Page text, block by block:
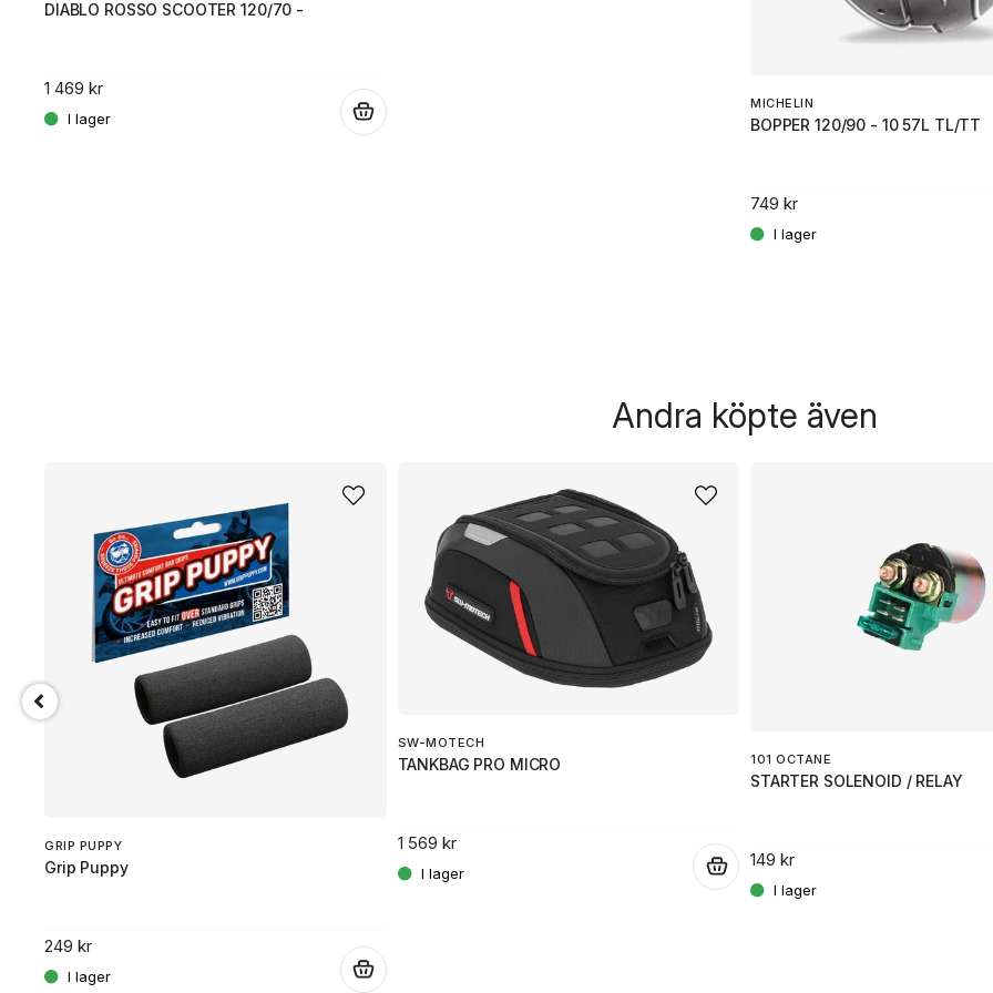
DIABLO ROSSO SCOOTER 120/70 -
1 469 kr
MICHELIN
BOPPER 120/90 - 10 57L TL/TT
749 kr
Andra köpte även
GRIP PUPPY
Grip Puppy
249 kr
SW-MOTECH
TANKBAG PRO MICRO
1 569 kr
101 OCTANE
STARTER SOLENOID / RELAY
149 kr